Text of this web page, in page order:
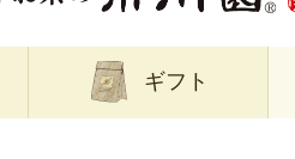
ギフト